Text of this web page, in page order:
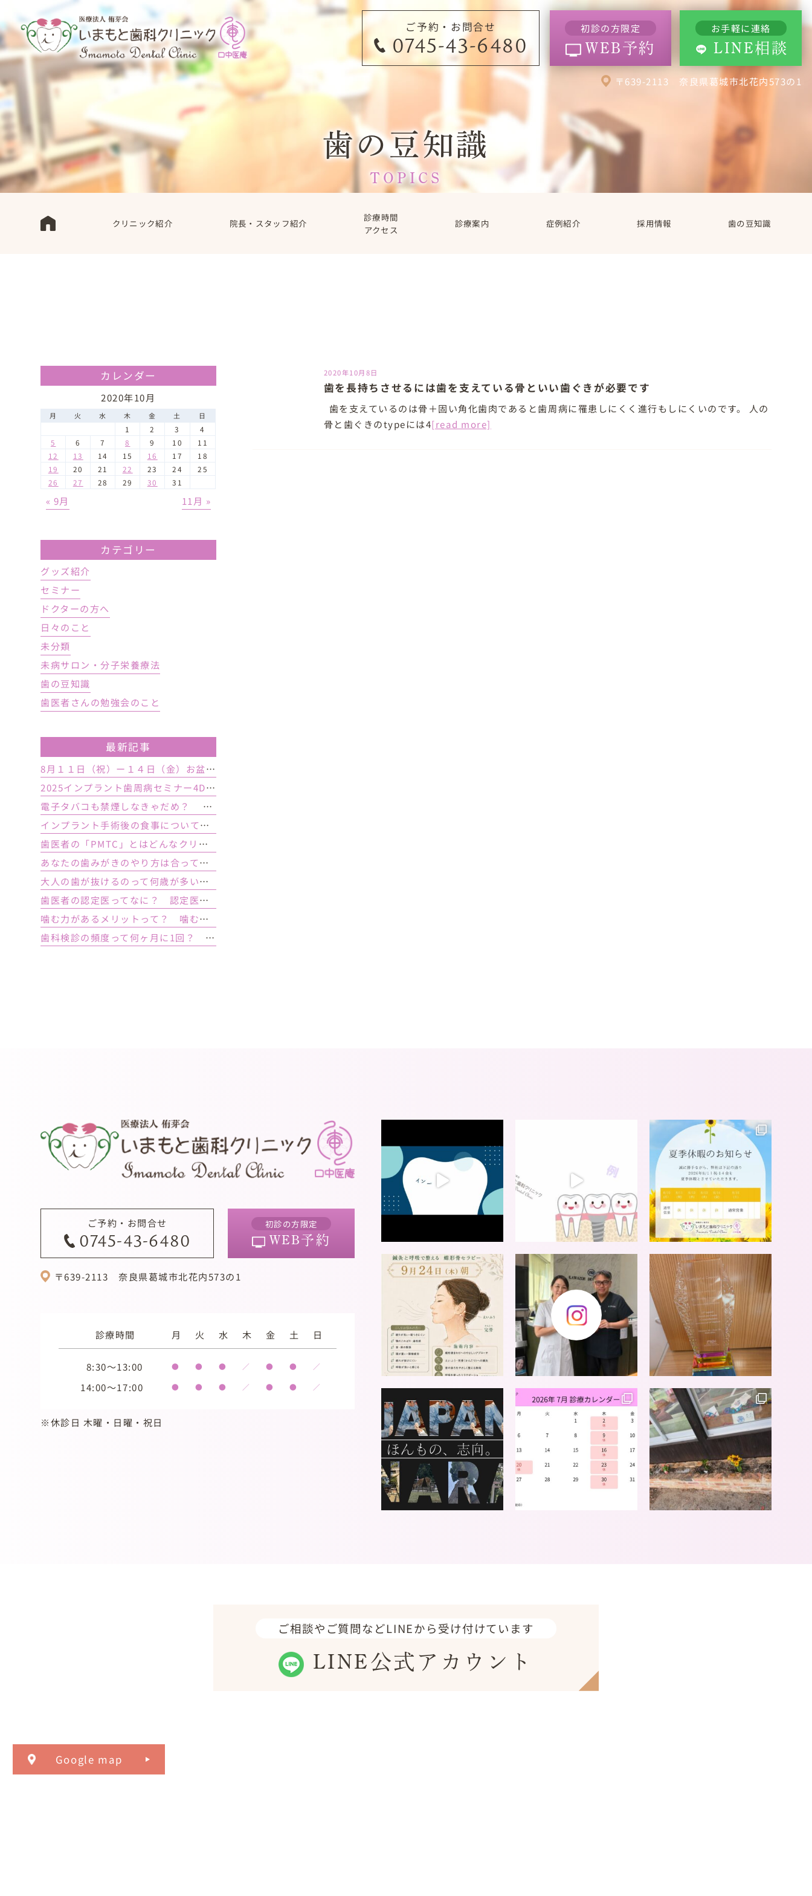
ご予約・お問合せ
0745-43-6480
初診の方限定
WEB予約
お手軽に連絡
LINE相談
〒639-2113 奈良県葛城市北花内573の1
歯の豆知識
TOPICS
クリニック紹介 院長・スタッフ紹介
診療時間
アクセス
診療案内 症例紹介 採用情報 歯の豆知識
2020年10月8日
歯を長持ちさせるには歯を支えている骨といい歯ぐきが必要です
歯を支えているのは骨＋固い角化歯肉であると歯周病に罹患しにくく進行もしにくいのです。 人の
骨と歯ぐきのtypeには4[read more]
カレンダー
2020年10月
月 火 水 木 金 土 日
1 2 3
4
5
6 7 8 9 10
11
12
13 14 15 16 17
18
19
20 21 22 23 24
25
26
27 28 29 30 31
« 9月 11月 »
カテゴリー
グッズ紹介
セミナー
ドクターの方へ
日々のこと
未分類
未病サロン・分子栄養療法
歯の豆知識
歯医者さんの勉強会のこと
最新記事
8月１１日（祝）ー１４日（金）お盆休み １５日土曜日から診療しております
2025インプラント歯周病セミナー4DAY行いました
電子タバコも禁煙しなきゃだめ？ インプラント手術前後の喫煙が及ぼす影響とは？
インプラント手術後の食事について｜ 当日の注意点・いつから普通の食事ができる？
歯医者の「PMTC」とはどんなクリーニング？スケーリングとは何が違うの？
あなたの歯みがきのやり方は合っている？ 正しい歯みがき方法と間違った方法
大人の歯が抜けるのって何歳が多い？ 平均年齢と原因について
歯医者の認定医ってなに？ 認定医やインストラクターの資格を持つ歯医者のメリット
噛む力があるメリットって？ 噛む力が弱いとどうなるの？
歯科検診の頻度って何ヶ月に1回？ 定期検診って何するの？
ご予約・お問合せ
0745-43-6480
初診の方限定
WEB予約
〒639-2113奈良県葛城市北花内573の1
診療時間 月 火 水 木 金 土 日
8:30～13:00 ● ● ● ／ ● ● ／
14:00～17:00 ● ● ● ／ ● ● ／
※休診日 木曜・日曜・祝日
ご相談やご質問などLINEから受け付けています
LINE公式アカウント
Google map